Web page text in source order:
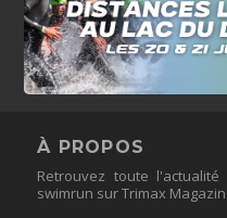
À PROPOS
Retrouvez toute
swimrun sur Trimax